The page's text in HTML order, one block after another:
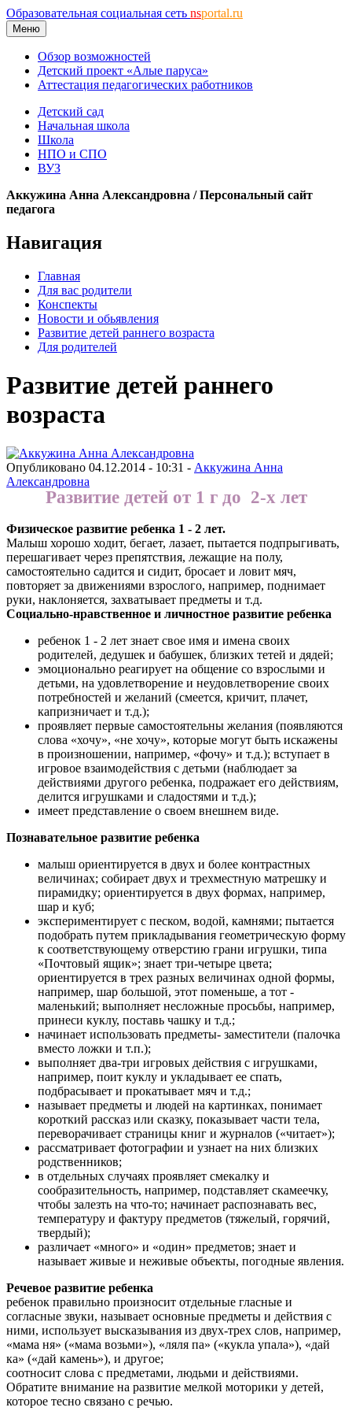
Образовательная социальная сеть nsportal.ru
Меню
Обзор возможностей
Детский проект «Алые паруса»
Аттестация педагогических работников
Детский сад
Начальная школа
Школа
НПО и СПО
ВУЗ
Аккужина Анна Александровна / Персональный сайт
педагога
Навигация
Главная
Для вас родители
Конспекты
Новости и обьявления
Развитие детей раннего возраста
Для родителей
Развитие детей раннего
возраста
Опубликовано 04.12.2014 - 10:31 - Аккужина Анна
Александровна
Развитие детей от 1 г до 2-х лет
Физическое развитие ребенка 1 - 2 лет.
Малыш хорошо ходит, бегает, лазает, пытается подпрыгивать,
перешагивает через препятствия, лежащие на полу,
самостоятельно садится и сидит, бросает и ловит мяч,
повторяет за движениями взрослого, например, поднимает
руки, наклоняется, захватывает предметы и т.д.
Социально-нравственное и личностное развитие ребенка
ребенок 1 - 2 лет знает свое имя и имена своих
родителей, дедушек и бабушек, близких тетей и дядей;
эмоционально реагирует на общение со взрослыми и
детьми, на удовлетворение и неудовлетворение своих
потребностей и желаний (смеется, кричит, плачет,
капризничает и т.д.);
проявляет первые самостоятельны желания (появляются
слова «хочу», «не хочу», которые могут быть искажены
в произношении, например, «фочу» и т.д.); вступает в
игровое взаимодействия с детьми (наблюдает за
действиями другого ребенка, подражает его действиям,
делится игрушками и сладостями и т.д.);
имеет представление о своем внешнем виде.
Познавательное развитие ребенка
малыш ориентируется в двух и более контрастных
величинах; собирает двух и трехместную матрешку и
пирамидку; ориентируется в двух формах, например,
шар и куб;
экспериментирует с песком, водой, камнями; пытается
подобрать путем прикладывания геометрическую форму
к соответствующему отверстию грани игрушки, типа
«Почтовый ящик»; знает три-четыре цвета;
ориентируется в трех разных величинах одной формы,
например, шар большой, этот поменьше, а тот -
маленький; выполняет несложные просьбы, например,
принеси куклу, поставь чашку и т.д.;
начинает использовать предметы- заместители (палочка
вместо ложки и т.п.);
выполняет два-три игровых действия с игрушками,
например, поит куклу и укладывает ее спать,
подбрасывает и прокатывает мяч и т.д.;
называет предметы и людей на картинках, понимает
короткий рассказ или сказку, показывает части тела,
переворачивает страницы книг и журналов («читает»);
рассматривает фотографии и узнает на них близких
родственников;
в отдельных случаях проявляет смекалку и
сообразительность, например, подставляет скамеечку,
чтобы залезть на что-то; начинает распознавать вес,
температуру и фактуру предметов (тяжелый, горячий,
твердый);
различает «много» и «один» предметов; знает и
называет живые и неживые объекты, погодные явления.
Речевое развитие ребенка
ребенок правильно произносит отдельные гласные и
согласные звуки, называет основные предметы и действия с
ними, использует высказывания из двух-трех слов, например,
«мама ня» («мама возьми»), «ляля па» («кукла упала»), «дай
ка» («дай камень»), и другое;
соотносит слова с предметами, людьми и действиями.
Обратите внимание на развитие мелкой моторики у детей,
которое тесно связано с речью.